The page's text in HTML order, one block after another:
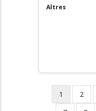
Altres
Pagination
Current
page
1 Page
2